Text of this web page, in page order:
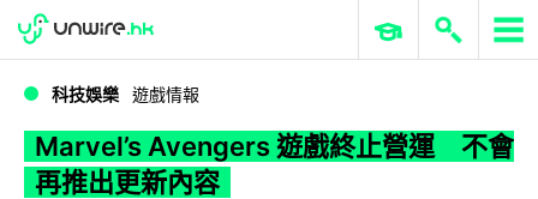
WWDC 2026 ERP 與商業 AI
科技娛樂 遊戲情報
Marvel’s Avengers 遊戲終止營運 不會
再推出更新內容